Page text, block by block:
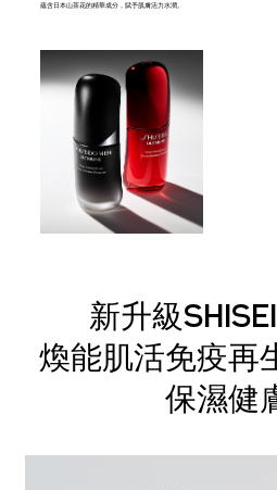
蘊含日本山茶花的精華成分，賦予肌膚活力水潤。
新升級
煥能肌活免疫再
保濕健